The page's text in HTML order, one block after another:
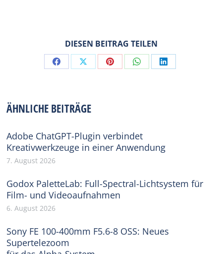
DIESEN BEITRAG TEILEN
Share Share Share Share Share
ÄHNLICHE BEITRÄGE
Adobe ChatGPT-Plugin verbindet
Kreativwerkzeuge in einer Anwendung
7. August 2026
Godox PaletteLab: Full-Spectral-Lichtsystem für
Film- und Videoaufnahmen
6. August 2026
Sony FE 100-400mm F5.6-8 OSS: Neues
Supertelezoom